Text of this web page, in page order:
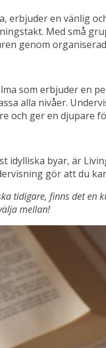
erbjuder en vänlig
Med små
genom
som erbjuder en
alla nivåer.
och ger en djupare
idylliska byar, är
gör att du
tidigare, finns det
mellan!